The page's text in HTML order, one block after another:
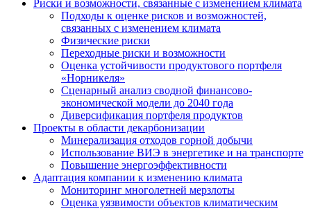
Риски и возможности, связанные с изменением климата
Подходы к оценке рисков и возможностей,
связанных с изменением климата
Физические риски
Переходные риски и возможности
Оценка устойчивости продуктового портфеля
«Норникеля»
Сценарный анализ сводной финансово-
экономической модели до 2040 года
Диверсификация портфеля продуктов
Проекты в области декарбонизации
Минерализация отходов горной добычи
Использование ВИЭ в энергетике и на транспорте
Повышение энергоэффективности
Адаптация компании к изменению климата
Мониторинг многолетней мерзлоты
Оценка уязвимости объектов климатическим